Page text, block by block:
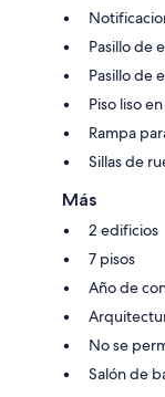
Pasillo de
Pasillo de
Piso liso
Rampa
Sillas de
Más
2 edificios
7 pisos
Año de
No se
Salón de